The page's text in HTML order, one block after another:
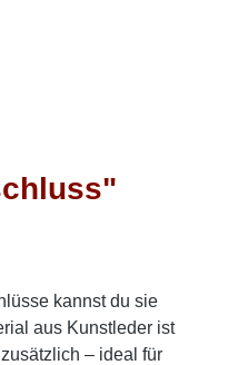
kannst du sie
aus Kunstleder ist
– ideal für